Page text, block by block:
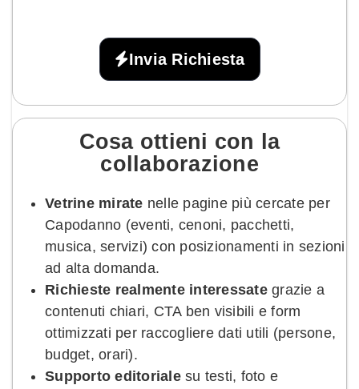
Invia Richiesta
Cosa ottieni con la
collaborazione
Vetrine mirate nelle pagine più cercate per
Capodanno (eventi, cenoni, pacchetti,
musica, servizi) con posizionamenti in sezioni
ad alta domanda.
Richieste realmente interessategrazie a
contenuti chiari, CTA ben visibili e form
ottimizzati per raccogliere dati utili (persone,
budget, orari).
Supporto editorialesu testi, foto e